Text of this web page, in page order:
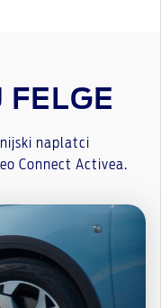
FELGE
naplatci
Connect Activea.